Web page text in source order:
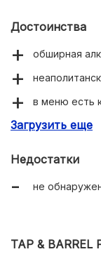
Достоинства
обширная
в меню есть
итальянская,
Загрузить еще
Недостатки
не
TAP & BARREL